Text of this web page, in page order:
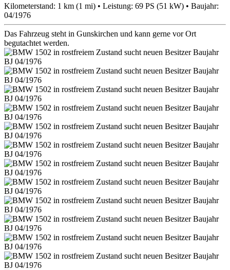
Kilometerstand: 1 km (1 mi) • Leistung: 69 PS (51 kW) • Baujahr:
04/1976
Das Fahrzeug steht in Gunskirchen und kann gerne vor Ort
begutachtet werden.